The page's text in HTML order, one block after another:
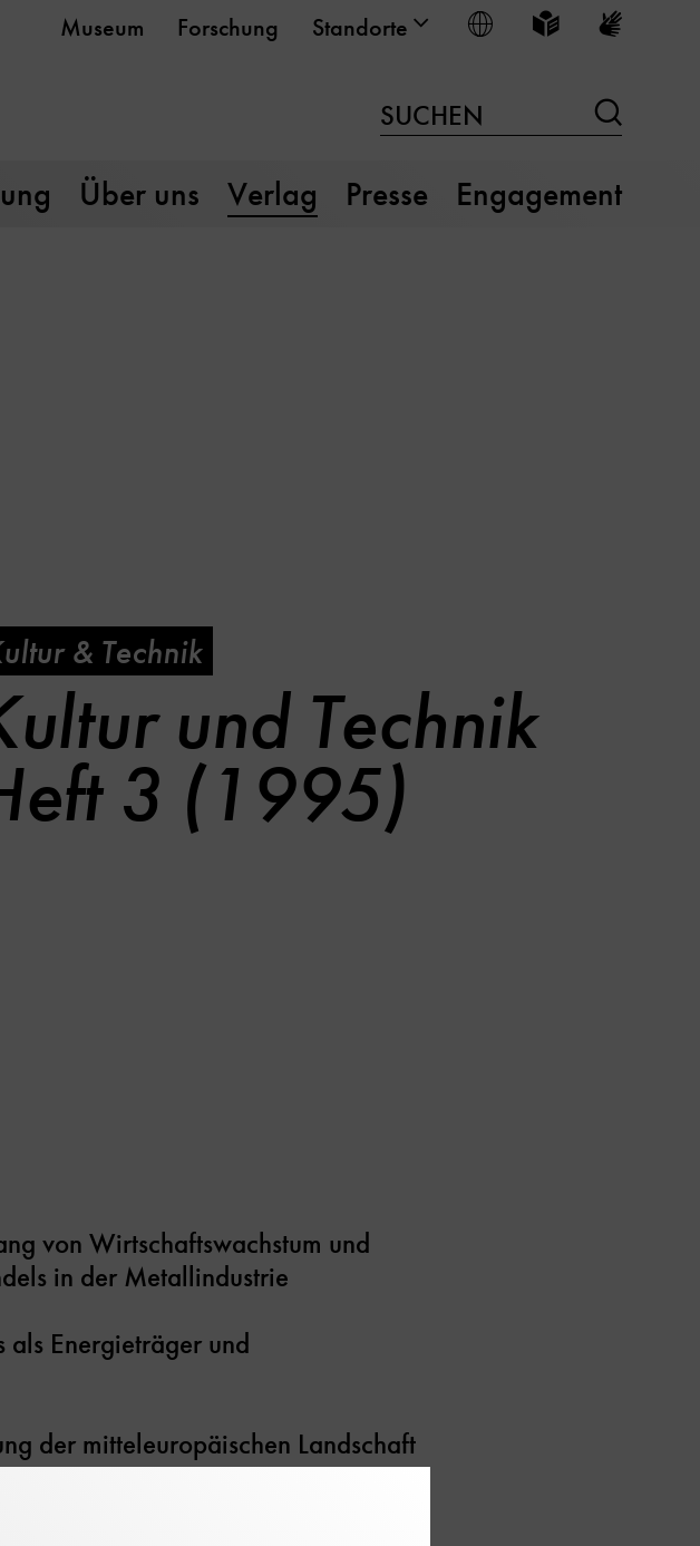
Museum Forschung Standorte Sprache wählen
Leichte Sprache
SUCHEN
Über uns Verlag Presse Engagement
& Technik
und Technik
3 (1995)
von Wirtschaftswachstum und
in der Metallindustrie
als Energieträger und
der mitteleuropäischen Landschaft